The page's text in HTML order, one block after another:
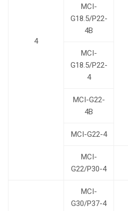
4
MCI-
G18.5/P22-
4B
MCI-
G18.5/P22-
4
MCI-G22-
4B
MCI-G22-4
MCI-
G22/P30-4
MCI-
G30/P37-4